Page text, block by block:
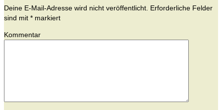
Deine E-Mail-Adresse wird nicht veröffentlicht. Erforderliche Felder
sind mit * markiert
Kommentar